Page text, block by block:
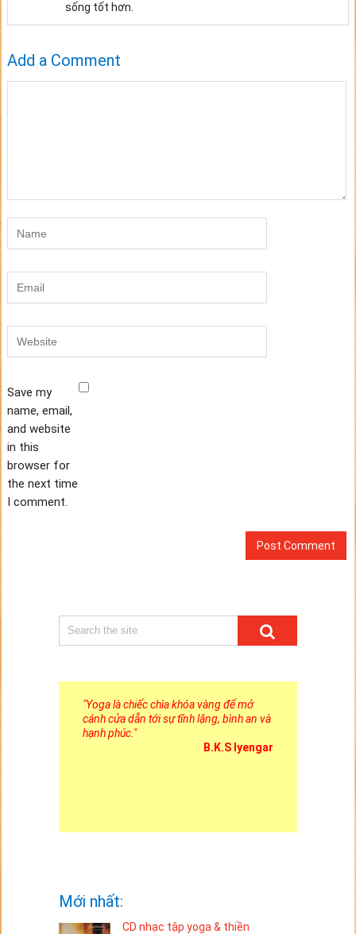
sống tốt hơn.
Add a Comment
Save my
name, email,
and website
in this
browser for
the next time
I comment.
"Yoga là chiếc chìa khóa vàng để mở
cánh cửa dẫn tới sự tĩnh lặng, bình an và
hạnh phúc. "
B.K.S Iyengar
Mới nhất:
CD nhạc tập yoga & thiền